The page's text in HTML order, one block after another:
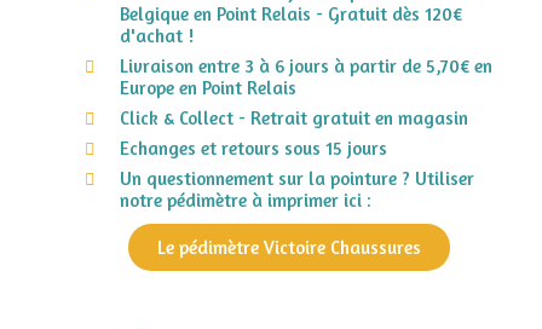
Belgique en Point Relais - Gratuit dès 120€
d'achat !
Livraison entre 3 à 6 jours à partir de 5,70€ en
Europe en Point Relais
Click & Collect - Retrait gratuit en magasin
Echanges et retours sous 15 jours
Un questionnement sur la pointure ? Utiliser
notre pédimètre à imprimer ici :
Le pédimètre Victoire Chaussures